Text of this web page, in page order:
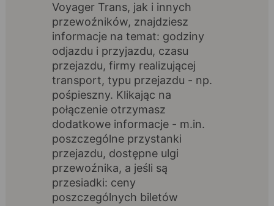
Voyager Trans, jak i innych
przewoźników, znajdziesz
informacje na temat: godziny
odjazdu i przyjazdu, czasu
przejazdu, firmy realizującej
transport, typu przejazdu - np.
pośpieszny. Klikając na
połączenie otrzymasz
dodatkowe informacje - m.in.
poszczególne przystanki
przejazdu, dostępne ulgi
przewoźnika, a jeśli są
przesiadki: ceny
poszczególnych biletów